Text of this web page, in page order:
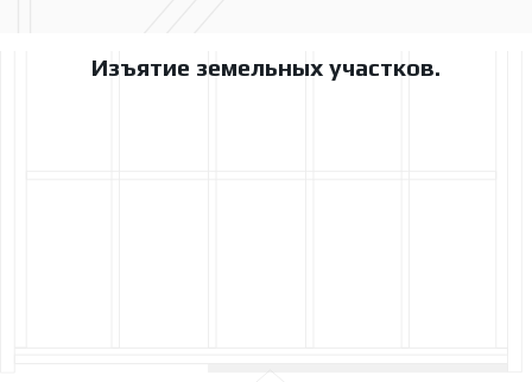
Изъятие земельных участков.